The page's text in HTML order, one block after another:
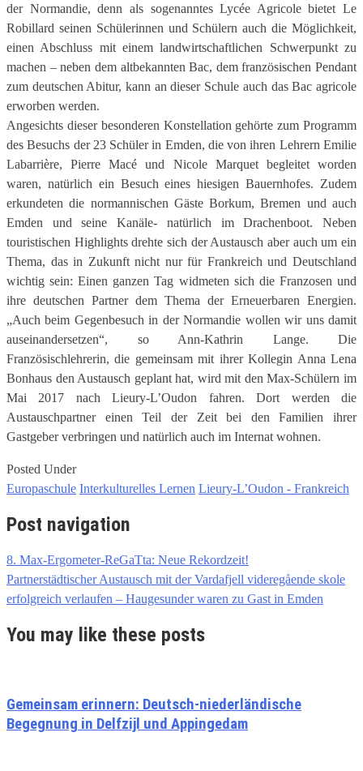
der Normandie, denn als sogenanntes Lycée Agricole bietet Le
Robillard seinen Schülerinnen und Schülern auch die Möglichkeit,
einen Abschluss mit einem landwirtschaftlichen Schwerpunkt zu
machen – neben dem altbekannten Bac, dem französischen Pendant
zum deutschen Abitur, kann an dieser Schule auch das Bac agricole
erworben werden.
Angesichts dieser besonderen Konstellation gehörte zum Programm
des Besuchs der 23 Schüler in Emden, die von ihren Lehrern Emilie
Labarrière, Pierre Macé und Nicole Marquet begleitet worden
waren, natürlich ein Besuch eines hiesigen Bauernhofes. Zudem
erkundeten die normannischen Gäste Borkum, Bremen und auch
Emden und seine Kanäle- natürlich im Drachenboot. Neben
touristischen Highlights drehte sich der Austausch aber auch um ein
Thema, das in Zukunft nicht nur für Frankreich und Deutschland
wichtig sein: Einen ganzen Tag widmeten sich die Franzosen und
ihre deutschen Partner dem Thema der Erneuerbaren Energien.
„Auch beim Gegenbesuch in der Normandie wollen wir uns damit
auseinandersetzen“, so Ann-Kathrin Lange. Die
Französischlehrerin, die gemeinsam mit ihrer Kollegin Anna Lena
Bonhaus den Austausch geplant hat, wird mit den Max-Schülern im
Mai 2017 nach Lieury-L’Oudon fahren. Dort werden die
Austauschpartner einen Teil der Zeit bei den Familien ihrer
Gastgeber verbringen und natürlich auch im Internat wohnen.
Posted Under
Europaschule Interkulturelles Lernen Lieury-L’Oudon - Frankreich
Post navigation
8. Max-Ergometer-ReGaTta: Neue Rekordzeit!
Partnerstädtischer Austausch mit der Vardafjell videregående skole
erfolgreich verlaufen – Haugesunder waren zu Gast in Emden
You may like these posts
Gemeinsam erinnern: Deutsch-niederländische
Begegnung in Delfzijl und Appingedam